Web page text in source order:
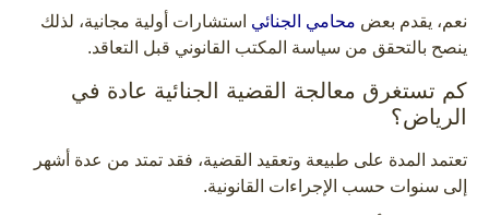
نعم، يقدم بعض محامي الجنائي استشارات أولية مجانية، لذلك
ينصح بالتحقق من سياسة المكتب القانوني قبل التعاقد.
كم تستغرق معالجة القضية الجنائية عادة في
الرياض؟
تعتمد المدة على طبيعة وتعقيد القضية، فقد تمتد من عدة أشهر
إلى سنوات حسب الإجراءات القانونية.